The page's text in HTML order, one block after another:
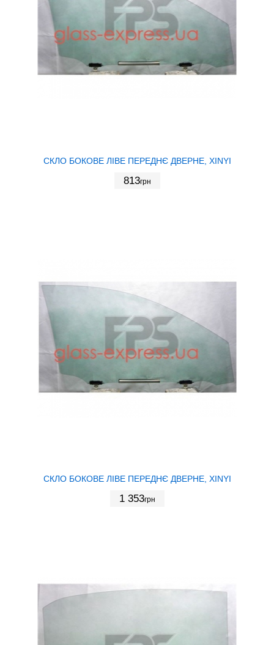
СКЛО БОКОВЕ ЛІВЕ ПЕРЕДНЄ ДВЕРНЕ, XINYI
813грн
СКЛО БОКОВЕ ЛІВЕ ПЕРЕДНЄ ДВЕРНЕ, XINYI
1 353грн